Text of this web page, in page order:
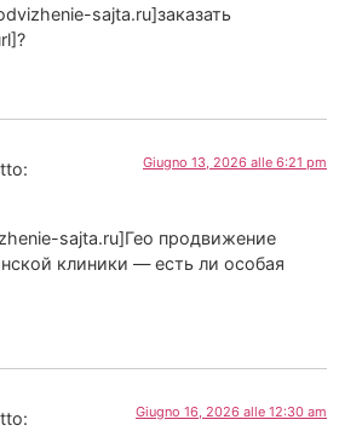
sajta.ru]заказать
Giugno 13, 2026 alle 6:21 pm
sajta.ru]Гео продвижение
клиники — есть ли особая
Giugno 16, 2026 alle 12:30 am